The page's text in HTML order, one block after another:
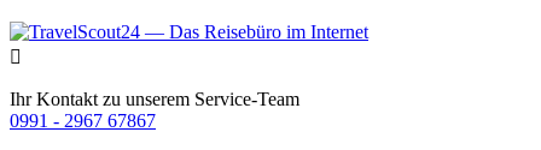
Ihr Kontakt zu unserem Service-Team
0991 - 2967 67867